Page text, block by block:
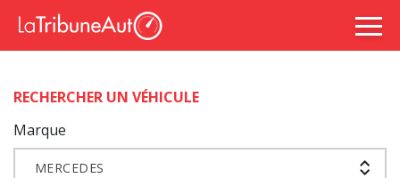
RECHERCHER UN VÉHICULE
Marque
MERCEDES